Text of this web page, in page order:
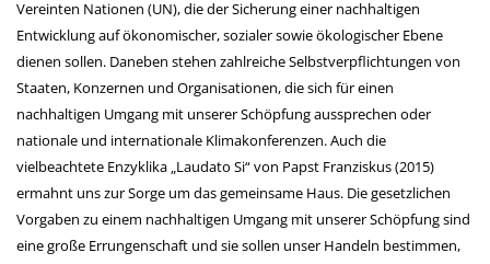
Vereinten Nationen (UN), die der Sicherung einer nachhaltigen
Entwicklung auf ökonomischer, sozialer sowie ökologischer Ebene
dienen sollen. Daneben stehen zahlreiche Selbstverpflichtungen von
Staaten, Konzernen und Organisationen, die sich für einen
nachhaltigen Umgang mit unserer Schöpfung aussprechen oder
nationale und internationale Klimakonferenzen. Auch die
vielbeachtete Enzyklika „Laudato Si“ von Papst Franziskus (2015)
ermahnt uns zur Sorge um das gemeinsame Haus. Die gesetzlichen
Vorgaben zu einem nachhaltigen Umgang mit unserer Schöpfung sind
eine große Errungenschaft und sie sollen unser Handeln bestimmen,